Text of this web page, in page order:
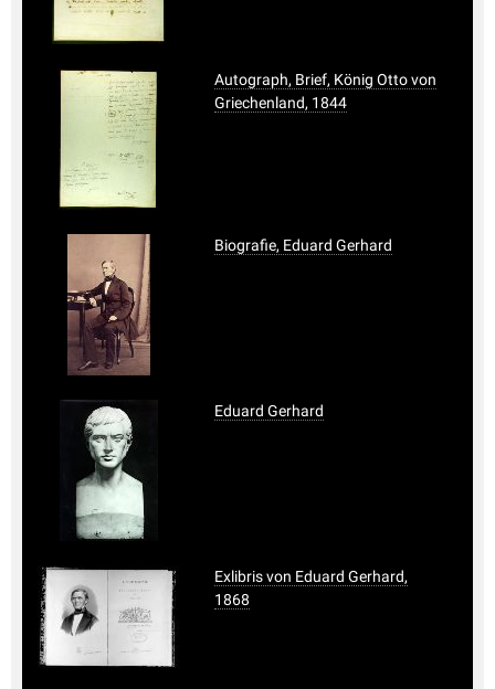
Autograph, Brief, König Otto von
Griechenland, 1844
Biografie, Eduard Gerhard
Eduard Gerhard
Exlibris von Eduard Gerhard,
1868